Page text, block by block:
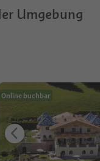
Umgebung
Online buchbar